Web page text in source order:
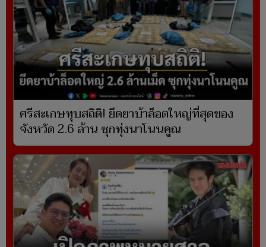
ศรีสะเกษทุบสถิติ! ยึดยาบ้าล็อตใหญ่ที่สุดของ
จังหวัด 2.6 ล้าน ซุกทุ่งนาโนนคูณ